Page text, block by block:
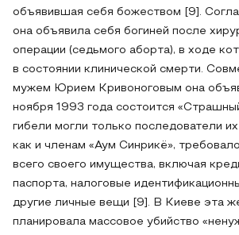
объявившая себя божеством [9].
она объявила себя богиней после
операции (седьмого аборта), в ходе
в состоянии клинической смерти.
мужем Юрием Кривоноговым она
ноября 1993 года состоится
гибели могли только последователи
как и членам «Аум Синрикё»,
всего своего имущества, включая
паспорта, налоговые
другие личные вещи [9]. В Киеве эта
планировала массовое убийство